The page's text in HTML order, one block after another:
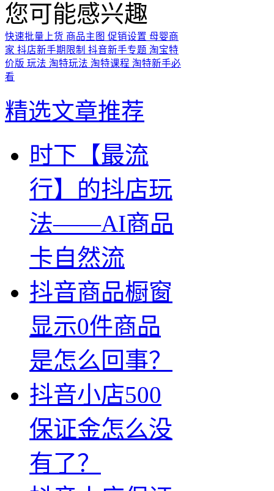
您可能感兴趣
快速批量上货 商品主图 促销设置 母婴商
家 抖店新手期限制 抖音新手专题 淘宝特
价版 玩法 淘特玩法 淘特课程 淘特新手必
看
精选文章推荐
时下【最流
行】的抖店玩
法——AI商品
卡自然流
抖音商品橱窗
显示0件商品
是怎么回事？
抖音小店500
保证金怎么没
有了？